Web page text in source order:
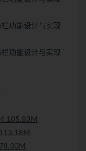
功能设计与实现
功能设计与实现
105.83M